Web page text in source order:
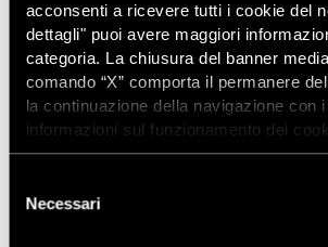
acconsenti a ricevere tutti i cookie del
dettagli" puoi avere maggiori
categoria. La chiusura del banner
comando “X” comporta il permanere
la continuazione della navigazione con
informazioni sul funzionamento dei
delNecessari
Monica Benìcioè stata la compagna di
conoscevano da quando avevano solo 14
relazione è stata la dimostrazione delle
contro chi ancora non ammette rapporti
Brasile.
Marielle Franco è statauccisanel
130mila persone